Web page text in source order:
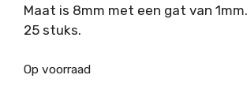
Maat is 8mm met een gat van
25 stuks.
Op voorraad